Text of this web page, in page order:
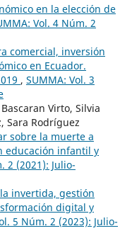
en la elección de
Vol. 4 Núm. 2
comercial, inversión
en Ecuador.
, SUMMA: Vol. 3
Virto, Silvia
Sara Rodríguez
sobre la muerte a
educación infantil y
2 (2021): Julio-
invertida, gestión
digital y
5 Núm. 2 (2023): Julio-